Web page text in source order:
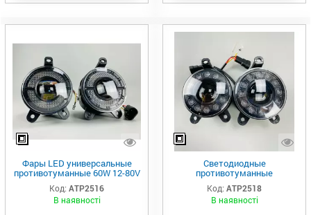
Фары LED универсальные
противотуманные 60W 12-80V
с ДХО и большой линзой,
белый и оранжевый цвет
(комплект
Код: ATP2516
В наявності
Светодиодные
противотуманные
фары 6000LM 3.5 дюйма с
ДХО белый оранжевый Led
противотуманки IP67 ВАЗ
Код: ATP2518
В наявності